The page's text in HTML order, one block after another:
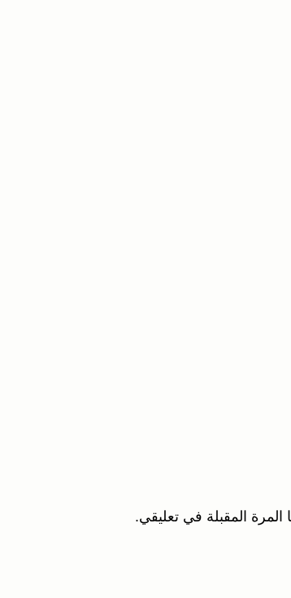
المقبلة في تعليقي.